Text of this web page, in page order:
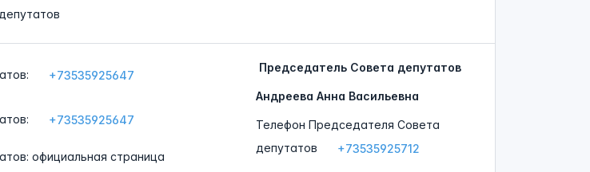
+73535925647
+73535925647
официальная страница
Председатель Совета депутатов
Андреева Анна Васильевна
Телефон Председателя Совета
депутатов
+73535925712